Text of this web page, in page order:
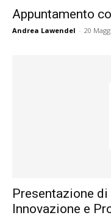
Appuntamento
Andrea Lawendel - 20
Presentazione
Innovazione e